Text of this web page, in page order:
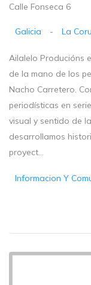
Calle Fonseca 6
Galicia - La
Ailalelo Producións
de la mano de los
Nacho Carretero.
periodísticas en
visual y sentido de
desarrollamos
proyect...
Informacion Y